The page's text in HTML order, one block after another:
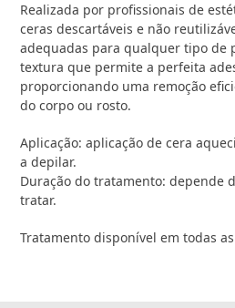
Realizada por profissionais de
ceras descartáveis e não
adequadas para qualquer tipo de
textura que permite a perfeita
proporcionando uma remoção
do corpo ou rosto.
Aplicação: aplicação de cera
a depilar.
Duração do tratamento: depende
tratar.
Tratamento disponível em todas